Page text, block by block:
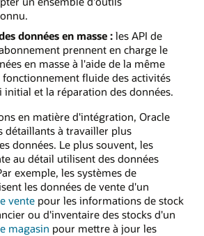
données en masse :les API de
prennent en charge le
en masse à l'aide de la même
fluide des activités
initial et la réparation des données.
en matière d'intégration, Oracle
détaillants à travailler plus
données. Le plus souvent, les
au détail utilisent des données
exemple, les systèmes de
les données de vente d'un
vente pour les informations de stock
ou d'inventaire des stocks d'un
magasin pour mettre à jour les